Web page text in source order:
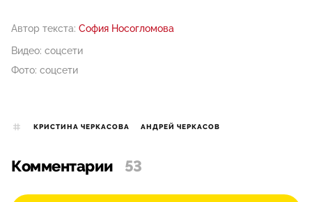
Автор текста: София Носогломова
Видео: соцсети
Фото: соцсети
КРИСТИНА ЧЕРКАСОВА АНДРЕЙ ЧЕРКАСОВ
Комментарии 53